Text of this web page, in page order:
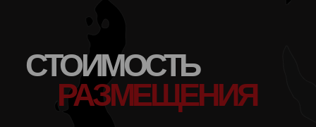
В СВАТЕ
ЭФИОПИЯ
ФИДЖИ
ФИНЛЯНДИЯ
ФРАНЦИЯ
СТОИМОСТЬ
РАЗМЕЩЕНИЯ